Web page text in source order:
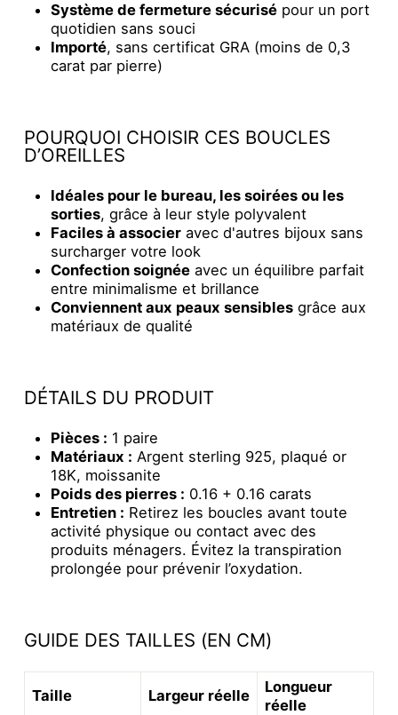
Système de fermeture sécurisé pour un port
quotidien sans souci
Importé, sans certificat GRA (moins de 0,3
carat par pierre)
POURQUOI CHOISIR CES BOUCLES
D’OREILLES
Idéales pour le bureau, les soirées ou les
sorties, grâce à leur style polyvalent
Faciles à associer avec d'autres bijoux sans
surcharger votre look
Confection soignée avec un équilibre parfait
entre minimalisme et brillance
Conviennent aux peaux sensibles grâce aux
matériaux de qualité
DÉTAILS DU PRODUIT
Pièces : 1 paire
Matériaux : Argent sterling 925, plaqué or
18K, moissanite
Poids des pierres : 0.16 + 0.16 carats
Entretien : Retirez les boucles avant toute
activité physique ou contact avec des
produits ménagers. Évitez la transpiration
prolongée pour prévenir l’oxydation.
GUIDE DES TAILLES (EN CM)
Taille Largeur réelle
Longueur
réelle